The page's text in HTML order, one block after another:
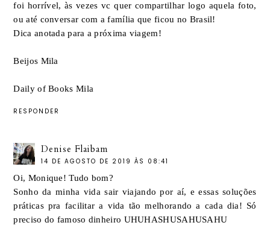
foi horrível, às vezes vc quer compartilhar logo aquela foto,
ou até conversar com a família que ficou no Brasil!
Dica anotada para a próxima viagem!
Beijos Mila
Daily of Books Mila
RESPONDER
Denise Flaibam
14 DE AGOSTO DE 2019 ÀS 08:41
Oi, Monique! Tudo bom?
Sonho da minha vida sair viajando por aí, e essas soluções
práticas pra facilitar a vida tão melhorando a cada dia! Só
preciso do famoso dinheiro UHUHASHUSAHUSAHU